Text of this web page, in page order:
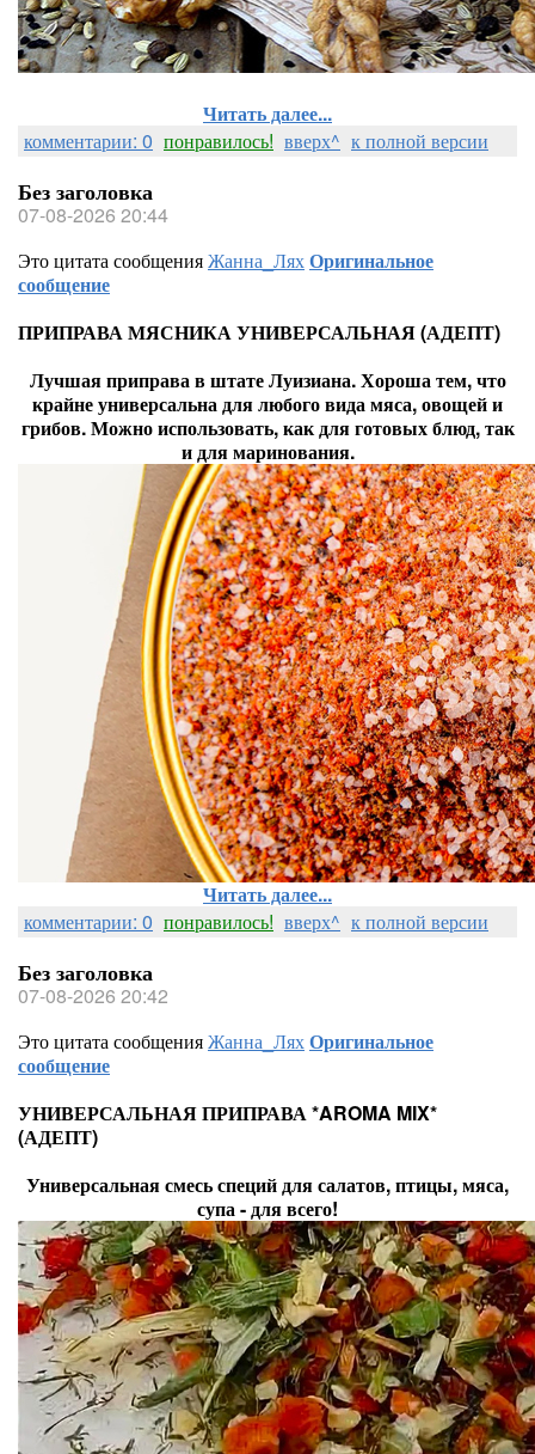
Читать далее...
комментарии: 0 понравилось! вверх^ к полной версии
Без заголовка
07-08-2026 20:44
Это цитата сообщенияЖанна_ЛяхОригинальное
сообщение
ПРИПРАВА МЯСНИКА УНИВЕРСАЛЬНАЯ (АДЕПТ)
Лучшая приправа в штате Луизиана. Хороша тем, что
крайне универсальна для любого вида мяса, овощей и
грибов. Можно использовать, как для готовых блюд, так
и для маринования.
Читать далее...
комментарии: 0 понравилось! вверх^ к полной версии
Без заголовка
07-08-2026 20:42
Это цитата сообщенияЖанна_ЛяхОригинальное
сообщение
УНИВЕРСАЛЬНАЯ ПРИПРАВА *AROMA MIX*
(АДЕПТ)
Универсальная смесь специй для салатов, птицы, мяса,
супа - для всего!